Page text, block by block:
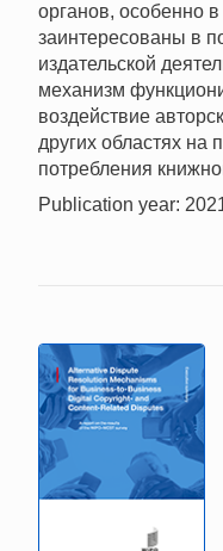
органов, особенно
заинтересованы в
издательской
механизм
воздействие
других областях на
потребления
Publication year: